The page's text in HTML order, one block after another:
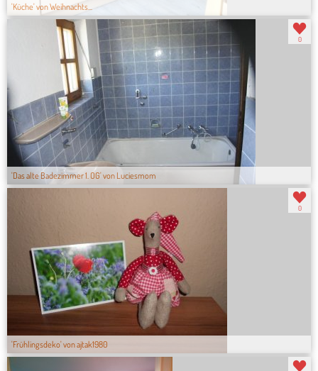
'Küche' von Weihnachts...
'Das alte Badezimmer 1. OG' von Luciesmom
0
'Frühlingsdeko' von ajtak1980
0